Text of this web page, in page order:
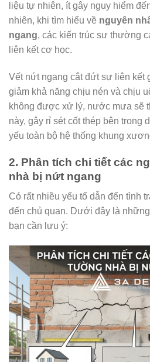
liệu tự nhiên, ít gây nguy hiểm
nhiên, khi tìm hiểu về nguyên
ngang, các kiến trúc sư thường
liên kết cơ học.
Vết nứt ngang cắt đứt sự liên kết
giảm khả năng chịu nén và chịu
không được xử lý, nước mưa sẽ
này, gây rỉ sét cốt thép bên trong
yếu toàn bộ hệ thống khung
2. Phân tích chi tiết các
nhà bị nứt ngang
Có rất nhiều yếu tố dẫn đến tình
đến chủ quan. Dưới đây là
bạn cần lưu ý: